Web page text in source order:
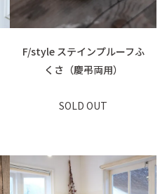
F/style ステインプルーフふ
くさ（慶弔両用）
SOLD OUT